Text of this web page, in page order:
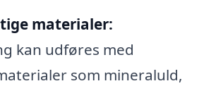
materialer:
kan udføres med
som mineraluld,